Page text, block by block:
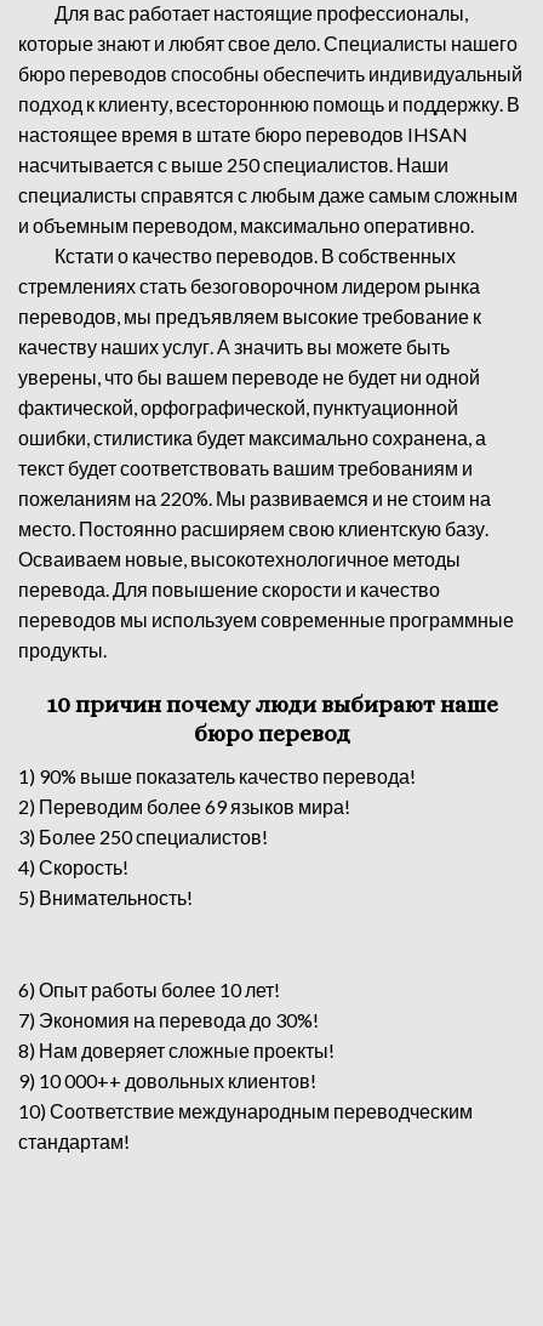
Для вас работает настоящие профессионалы,
которые знают и любят свое дело. Специалисты нашего
бюро переводов способны обеспечить индивидуальный
подход к клиенту, всестороннюю помощь и поддержку. В
настоящее время в штате бюро переводов IHSAN
насчитывается с выше 250 специалистов. Наши
специалисты справятся с любым даже самым сложным
и объемным переводом, максимально оперативно.
Кстати о качество переводов. В собственных
стремлениях стать безоговорочном лидером рынка
переводов, мы предъявляем высокие требование к
качеству наших услуг. А значить вы можете быть
уверены, что бы вашем переводе не будет ни одной
фактической, орфографической, пунктуационной
ошибки, стилистика будет максимально сохранена, а
текст будет соответствовать вашим требованиям и
пожеланиям на 220%. Мы развиваемся и не стоим на
место. Постоянно расширяем свою клиентскую базу.
Осваиваем новые, высокотехнологичное методы
перевода. Для повышение скорости и качество
переводов мы используем современные программные
продукты.
10 причин почему люди выбирают наше
бюро перевод
1) 90% выше показатель качество перевода!
2) Переводим более 69 языков мира!
3) Более 250 специалистов!
4) Скорость!
5) Внимательность!
6) Опыт работы более 10 лет!
7) Экономия на перевода до 30%!
8) Нам доверяет сложные проекты!
9) 10 000++ довольных клиентов!
10) Соответствие международным переводческим
стандартам!